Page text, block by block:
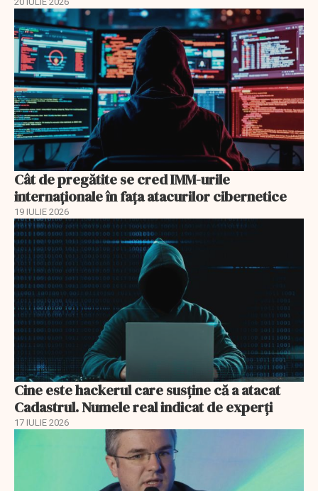
Cât de pregătite se cred IMM-urile
internaționale în fața atacurilor cibernetice
19 IULIE 2026
Cine este hackerul care susține că a atacat
Cadastrul. Numele real indicat de experți
17 IULIE 2026